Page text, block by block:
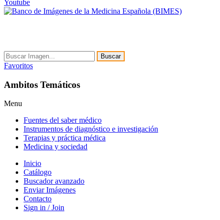
Youtube
Buscar
Favoritos
Ambitos Temáticos
Menu
Fuentes del saber médico
Instrumentos de diagnóstico e investigación
Terapias y práctica médica
Medicina y sociedad
Inicio
Catálogo
Buscador avanzado
Enviar Imágenes
Contacto
Sign in / Join